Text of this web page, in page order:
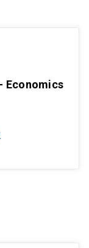
Economics